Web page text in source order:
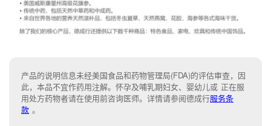
产品的说明信息未经美国食品和药物管理局(FDA)的评估审查，因
此，本品不宜作药用注解。怀孕及哺乳期妇女、婴幼儿或 正在服
用处方药物者请在使用前咨询医师。详情请参阅德成行服务条
款 。